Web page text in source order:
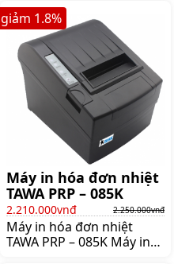
mát giúp cho PRP 085 USE
được rất nhiều người lực
chọn
Máy in hóa đơn nhiệt
TAWA PRP – 085K
2.210.000vnđ 2.250.000vnđ
Máy in hóa đơn nhiệt
TAWA PRP – 085K Máy in
giảm 1.8%